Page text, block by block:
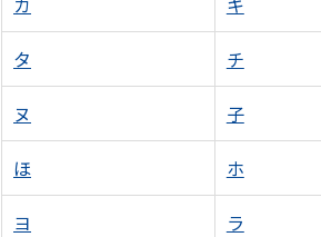
タ チ
ヌ 子
ほ ホ
ヨ ラ